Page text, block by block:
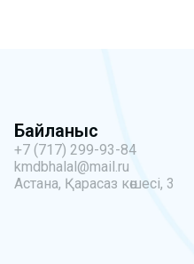
Байланыс
+7 (717) 299-93-84
kmdbhalal@mail.ru
Астана, Қарасаз көшесі, 3